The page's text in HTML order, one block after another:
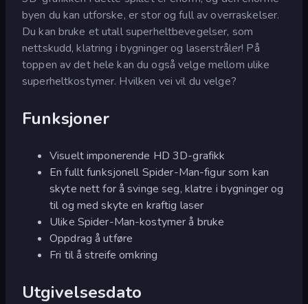
byen du kan utforske, er stor og full av overraskelser.
Du kan bruke et utall superheltbevegelser, som
nettskudd, klatring i bygninger og laserstråler! På
toppen av det hele kan du også velge mellom ulike
superheltkostymer. Hvilken vei vil du velge?
Funksjoner
Visuelt imponerende HD 3D-grafikk
En fullt funksjonell Spider-Man-figur som kan
skyte nett for å svinge seg, klatre i bygninger og
til og med skyte en kraftig laser
Ulike Spider-Man-kostymer å bruke
Oppdrag å utføre
Fri til å streife omkring
Utgivelsesdato